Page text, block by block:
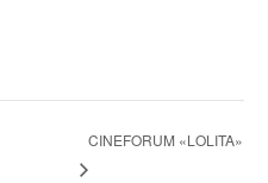
CINEFORUM «LOLITA»